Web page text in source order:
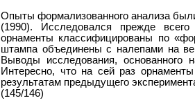
Опыты формализованного анализа
(1990). Исследовался прежде
орнаменты классифицированы по
штампа объединены с налепами на
Выводы исследования, основанного
Интересно, что на сей раз
результатам предыдущего
(145/146)